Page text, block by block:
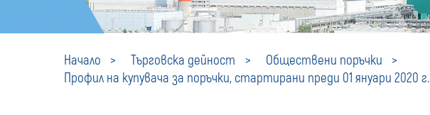
Начало Търговска дейност
Обществени поръчки
Профил на купувача за поръчки, стартирани преди 01 януари 2020 г.